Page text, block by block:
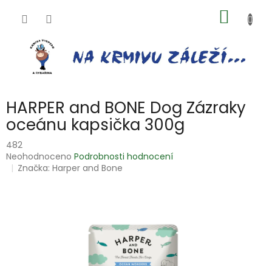
KOŠÍK
HARPER and BONE Dog Zázraky
oceánu kapsička 300g
482
Průměrné
hodnocení
Neohodnoceno Podrobnosti hodnocení
Značka:Harper and Bone